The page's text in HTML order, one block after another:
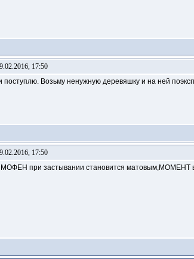
17:50
поступлю. Возьму ненужную деревяшку и на ней
17:50
при застывании становится матовым,МОМЕНТ в